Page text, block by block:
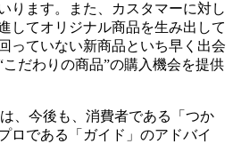
ります。また、カスタマーに対し
してオリジナル商品を生み出して
っていない新商品といち早く出会
だわりの商品”の購入機会を提供
、今後も、消費者である「つか
ロである「ガイド」のアドバイ